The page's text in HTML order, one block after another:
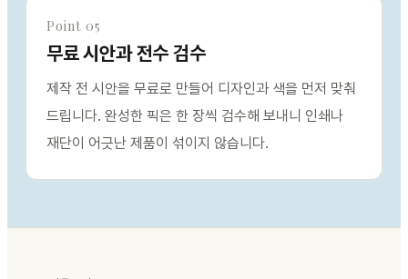
Point 05
무료 시안과 전수 검수
제작 전 시안을 무료로 만들어 디자인과 색을 먼저 맞춰
드립니다. 완성한 픽은 한 장씩 검수해 보내니 인쇄나
재단이 어긋난 제품이 섞이지 않습니다.